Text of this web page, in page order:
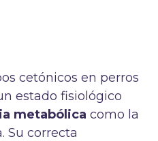
cetónicos en perros
estado fisiológico
metabólica como la
Su correcta